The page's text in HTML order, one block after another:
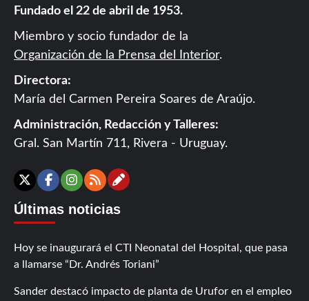
Fundado el 22 de abril de 1953.
Miembro y socio fundador de la
Organización de la Prensa del Interior.
Directora:
María del Carmen Pereira Soares de Araújo.
Administración, Redacción y Talleres:
Gral. San Martín 711, Rivera - Uruguay.
X Facebook
Instagram
RSSContáctanos
Últimas noticias
Hoy se inaugurará el CTI Neonatal del Hospital, que pasa
a llamarse “Dr. Andrés Toriani”
Sander destacó impacto de planta de Urufor en el empleo